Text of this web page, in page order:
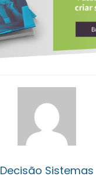
Decisão Sistemas